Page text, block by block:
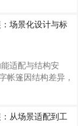
性，需与建筑风
APP/智能语音）
安装领域的热门
学阳光版四柱亭
计师会先与业主深
求及风格偏好。
成与周边花卉相
材，搭配镂空雕
光影，营造出浪
选用现代简约风
场景化设计与标
适配与结构安
帐篷因结构差异，
及标准化安装流
需求驱动定制设
从场景适配到工